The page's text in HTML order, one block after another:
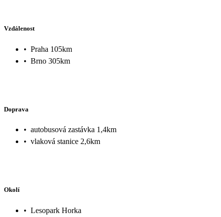
Vzdálenost
• Praha 105km
• Brno 305km
Doprava
• autobusová zastávka 1,4km
• vlaková stanice 2,6km
Okolí
• Lesopark Horka